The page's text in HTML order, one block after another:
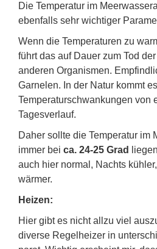
Die Temperatur im
ebenfalls sehr wichtiger
Wenn die Temperaturen zu
führt das auf Dauer zum Tod
anderen Organismen.
Garnelen. In der Natur kommt
Temperaturschwankungen von
Tagesverlauf.
Daher sollte die Temperatur im
immer bei ca. 24-25 Grad
auch hier normal, Nachts
wärmer.
Heizen:
Hier gibt es nicht allzu viel
diverse Regelheizer in